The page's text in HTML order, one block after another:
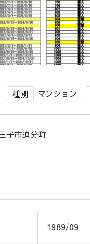
種別 マンション
子市追分町
1989/09